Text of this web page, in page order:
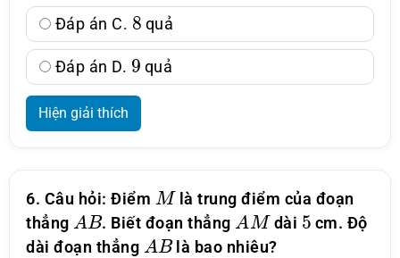
Đáp án C.
8
quả
Đáp án D.
9
quả
Hiện giải thích
6. Câu hỏi: Điểm
M
là trung điểm của đoạn
thẳng
AB
. Biết đoạn thẳng
AM
dài
5
cm. Độ
dài đoạn thẳng
AB
là bao nhiêu?